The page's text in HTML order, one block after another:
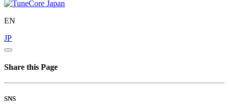
EN
JP
Share this Page
SNS